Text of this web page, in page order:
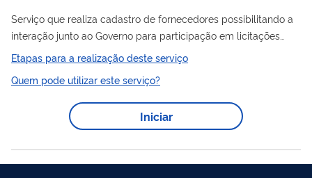
Serviço que realiza cadastro de fornecedores possibilitando a
interação junto ao Governo para participação em licitações
públicas e formalizações de contratos.
Etapas para a realização deste serviço
Quem pode utilizar este serviço?
Iniciar